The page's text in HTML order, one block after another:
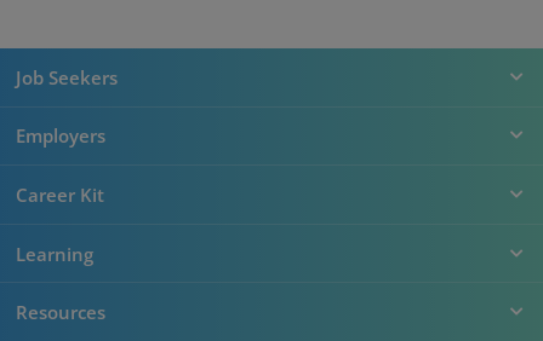
Job Seekers
Employers
Career Kit
Learning
Resources